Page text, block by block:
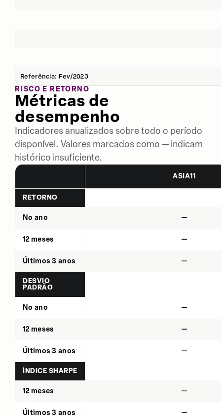
Referência: Fev/2023
RISCO E RETORNO
Métricas de
desempenho
Indicadores anualizados sobre todo o período
disponível. Valores marcados como — indicam
histórico insuficiente.
ASIA11
RETORNO
No ano —
12 meses —
Últimos 3 anos —
DESVIO
PADRÃO
No ano —
12 meses —
Últimos 3 anos —
ÍNDICE SHARPE
12 meses —
Últimos 3 anos —